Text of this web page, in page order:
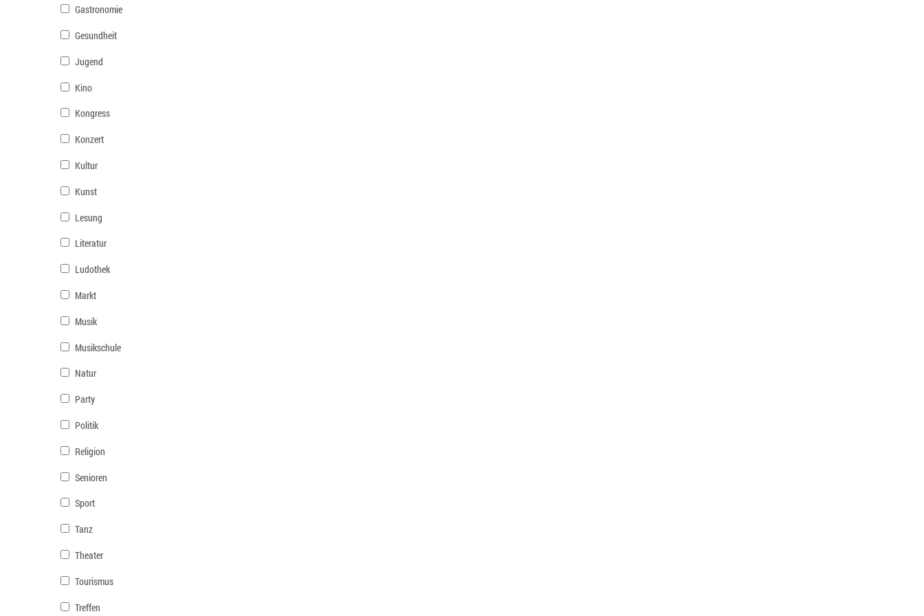
Gastronomie
Gesundheit
Jugend
Kino
Kongress
Konzert
Kultur
Kunst
Lesung
Literatur
Ludothek
Markt
Musik
Musikschule
Natur
Party
Politik
Religion
Senioren
Sport
Tanz
Theater
Tourismus
Treffen